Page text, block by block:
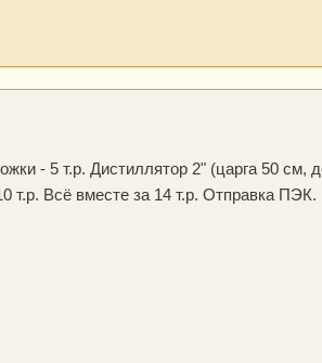
- 5 т.р. Дистиллятор 2" (царга 50
Всё вместе за 14 т.р. Отправка ПЭК.